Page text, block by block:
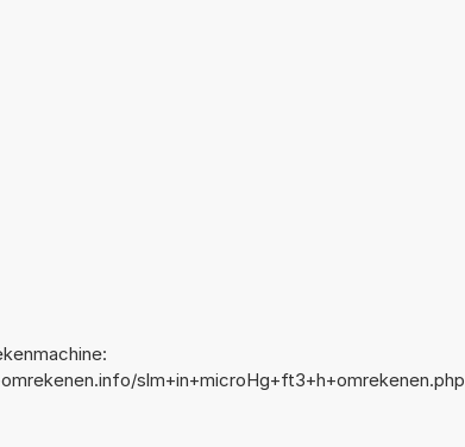
slm+in+microHg+ft3+h+omrekenen.php